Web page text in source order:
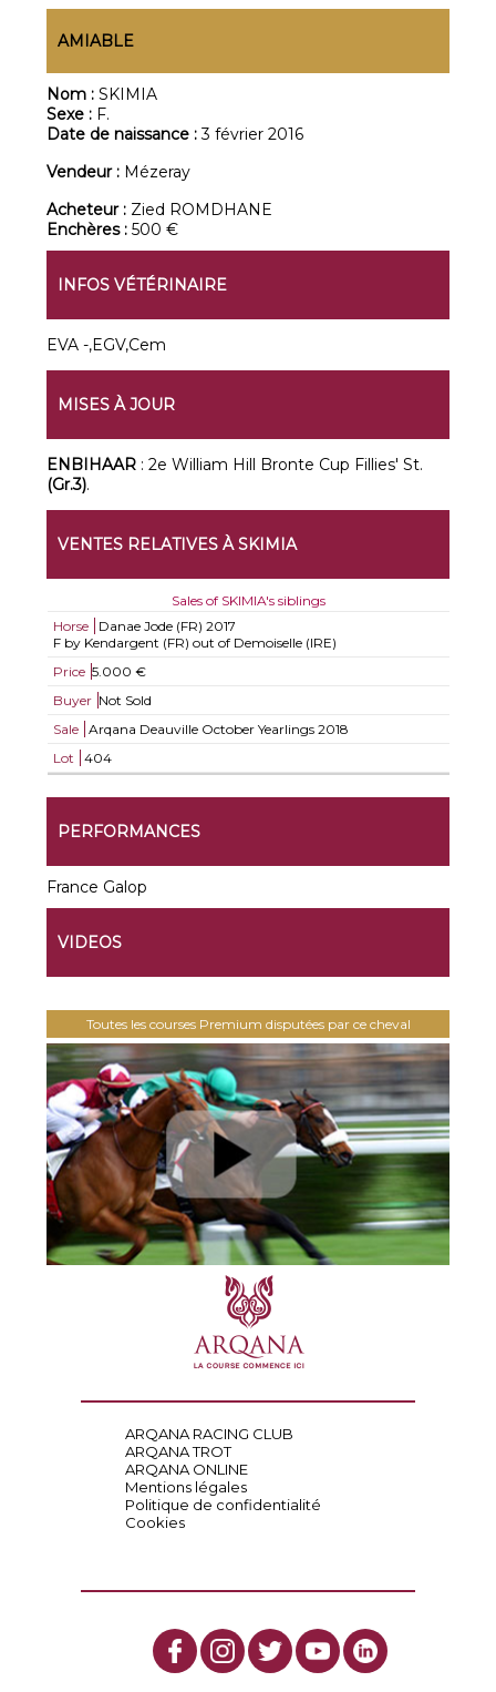
AMIABLE
Nom :SKIMIA
Sexe : F.
Date de naissance :3 février 2016
Vendeur : Mézeray
Acheteur : Zied ROMDHANE
Enchères :500 €
INFOS VÉTÉRINAIRE
EVA -,EGV,Cem
MISES À JOUR
ENBIHAAR : 2e William Hill Bronte Cup Fillies' St.
(Gr.3).
VENTES RELATIVES À SKIMIA
Sales of SKIMIA's siblings
Horse
Danae Jode (FR) 2017
F by Kendargent (FR) out of Demoiselle (IRE)
Price 5.000 €
Buyer Not Sold
Sale
Arqana Deauville October Yearlings 2018
Lot
404
PERFORMANCES
France Galop
VIDEOS
Toutes les courses Premium disputées par ce cheval
ARQANA RACING CLUB
ARQANA TROT
ARQANA ONLINE
Mentions légales
Politique de confidentialité
Cookies